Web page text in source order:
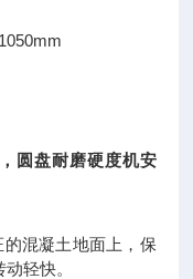
圆盘耐磨硬度机安
混凝土地面上，保
轻快。